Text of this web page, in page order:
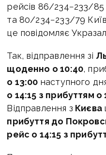
рейсів 86/234−233/85
та 80/234−233/79
це повідомляє
Так, відправлення зі
щоденно о 10:40,
о 13:00 наступного
о 14:15 з прибуттям о
Відправлення з Києва
прибуття до
рейс о 14:15 з